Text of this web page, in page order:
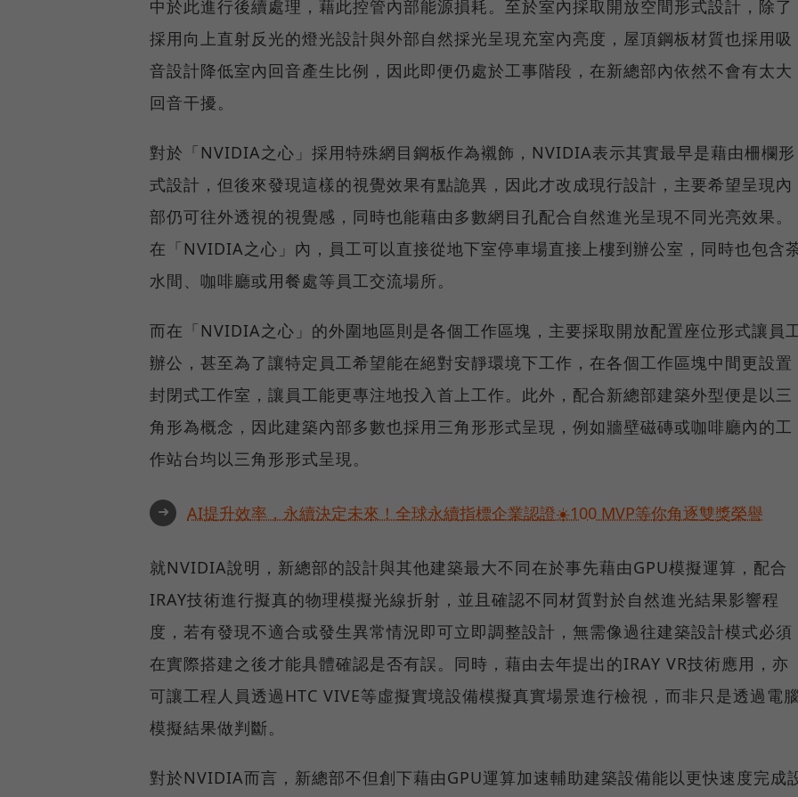
中於此進行後續處理，藉此控管內部能源損耗。至於室內採取開放空間形式設計，除了
採用向上直射反光的燈光設計與外部自然採光呈現充室內亮度，屋頂鋼板材質也採用吸
音設計降低室內回音產生比例，因此即便仍處於工事階段，在新總部內依然不會有太大
回音干擾。
對於「NVIDIA之心」採用特殊網目鋼板作為襯飾，NVIDIA表示其實最早是藉由柵欄形
式設計，但後來發現這樣的視覺效果有點詭異，因此才改成現行設計，主要希望呈現內
部仍可往外透視的視覺感，同時也能藉由多數網目孔配合自然進光呈現不同光亮效果。
在「NVIDIA之心」內，員工可以直接從地下室停車場直接上樓到辦公室，同時也包含
水間、咖啡廳或用餐處等員工交流場所。
而在「NVIDIA之心」的外圍地區則是各個工作區塊，主要採取開放配置座位形式讓員
辦公，甚至為了讓特定員工希望能在絕對安靜環境下工作，在各個工作區塊中間更設置
封閉式工作室，讓員工能更專注地投入首上工作。此外，配合新總部建築外型便是以三
角形為概念，因此建築內部多數也採用三角形形式呈現，例如牆壁磁磚或咖啡廳內的工
作站台均以三角形形式呈現。
➜ AI提升效率，永續決定未來！全球永續指標企業認證☀️100 MVP等你角逐雙獎榮譽
就NVIDIA說明，新總部的設計與其他建築最大不同在於事先藉由GPU模擬運算，配合
IRAY技術進行擬真的物理模擬光線折射，並且確認不同材質對於自然進光結果影響程
度，若有發現不適合或發生異常情況即可立即調整設計，無需像過往建築設計模式必須
在實際搭建之後才能具體確認是否有誤。同時，藉由去年提出的IRAY VR技術應用，亦
可讓工程人員透過HTC VIVE等虛擬實境設備模擬真實場景進行檢視，而非只是透過電
模擬結果做判斷。
對於NVIDIA而言，新總部不但創下藉由GPU運算加速輔助建築設備能以更快速度完成